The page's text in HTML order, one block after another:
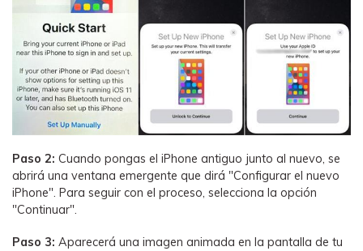
Paso 2: Cuando pongas el iPhone antiguo junto al nuevo, se
abrirá una ventana emergente que dirá "Configurar el nuevo
iPhone". Para seguir con el proceso, selecciona la opción
"Continuar".
Paso 3: Aparecerá una imagen animada en la pantalla de tu